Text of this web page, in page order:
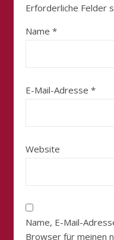
Erforderliche Felder
Name *
E-Mail-Adresse *
Website
Name, E-Mail-
Browser für meinen